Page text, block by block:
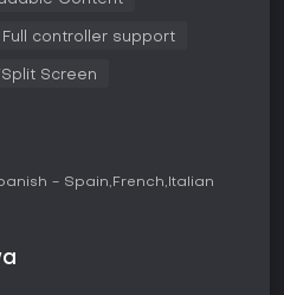
weapons, not forgetting the
Beard and the Fu Man
Are you excited? We know the
Full controller support
Screen
- Spain French Italian